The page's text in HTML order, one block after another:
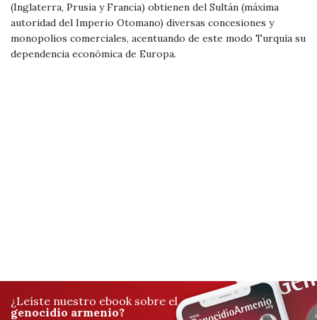
(Inglaterra, Prusia y Francia) obtienen del Sultán (máxima
autoridad del Imperio Otomano) diversas concesiones y
monopolios comerciales, acentuando de este modo Turquía su
dependencia económica de Europa.
¿Leíste nuestro ebook sobre el
genocidio armenio?